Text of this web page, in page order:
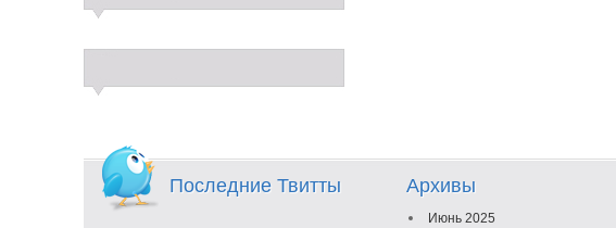
Последние Твитты Архивы
Июнь 2025